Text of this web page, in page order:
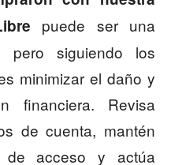
puede ser una
pero siguiendo los
minimizar el daño y
financiera. Revisa
de cuenta, mantén
de acceso y actúa